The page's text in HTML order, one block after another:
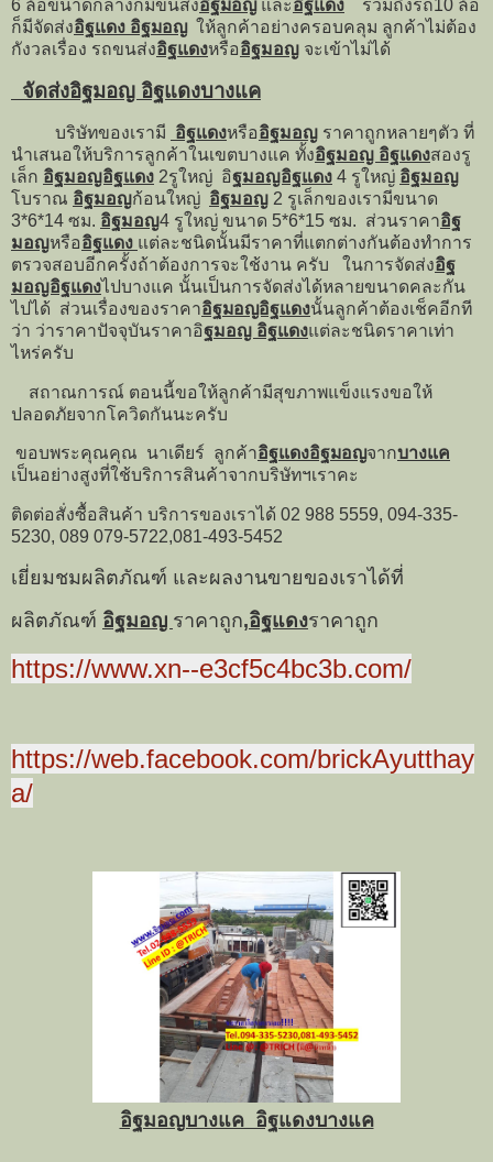
6 ล้อขนาดกลางก็มีขนส่งอิฐมอญและอิฐแดง รวมถึงรถ10 ล้อ
ก็มีจัดส่งอิฐแดง อิฐมอญให้ลูกค้าอย่างครอบคลุม ลูกค้าไม่ต้อง
กังวลเรื่อง รถขนส่งอิฐแดงหรืออิฐมอญ จะเข้าไม่ได้
จัดส่งอิฐมอญ อิฐแดงบางแค
บริษัทของเรามี อิฐแดงหรืออิฐมอญ ราคาถูกหลายๆตัว ที่
นำเสนอให้บริการลูกค้าในเขตบางแค ทั้งอิฐมอญ อิฐแดงสองรู
เล็ก อิฐมอญอิฐแดง 2รูใหญ่ อิฐมอญอิฐแดง 4 รูใหญ่ อิฐมอญ
โบราณ อิฐมอญก้อนใหญ่ อิฐมอญ 2 รูเล็กของเรามีขนาด
3*6*14 ซม. อิฐมอญ4 รูใหญ่ ขนาด 5*6*15 ซม. ส่วนราคาอิฐ
มอญหรืออิฐแดง แต่ละชนิดนั้นมีราคาที่แตกต่างกันต้องทำการ
ตรวจสอบอีกครั้งถ้าต้องการจะใช้งาน ครับ ในการจัดส่งอิฐ
มอญอิฐแดงไปบางแค นั้นเป็นการจัดส่งได้หลายขนาดคละกัน
ไปได้ ส่วนเรื่องของราคาอิฐมอญอิฐแดงนั้นลูกค้าต้องเช็คอีกที
ว่า ว่าราคาปัจจุบันราคาอิฐมอญ อิฐแดงแต่ละชนิดราคาเท่า
ไหร่ครับ
สถาณการณ์ ตอนนี้ขอให้ลูกค้ามีสุขภาพแข็งแรงขอให้
ปลอดภัยจากโควิดกันนะครับ
ขอบพระคุณคุณ นาเดียร์ ลูกค้าอิฐแดงอิฐมอญจากบางแค
เป็นอย่างสูงที่ใช้บริการสินค้าจากบริษัทฯเราคะ
ติดต่อสั่งซื้อสินค้า บริการของเราได้ 02 988 5559, 094-335-
5230, 089 079-5722,081-493-5452
เยี่ยมชมผลิตภัณฑ์ และผลงานขายของเราได้ที่
ผลิตภัณฑ์ อิฐมอญ ราคาถูก,อิฐแดงราคาถูก
https://www.xn--e3cf5c4bc3b.com/
https://web.facebook.com/brickAyutthay
a/
อิฐมอญบางแค อิฐแดงบางแค